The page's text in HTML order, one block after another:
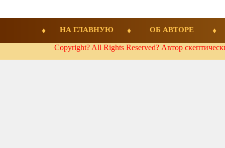
НА ГЛАВНУЮ ОБ АВТОРЕ
Copyright? All Rights Reserved? Автор